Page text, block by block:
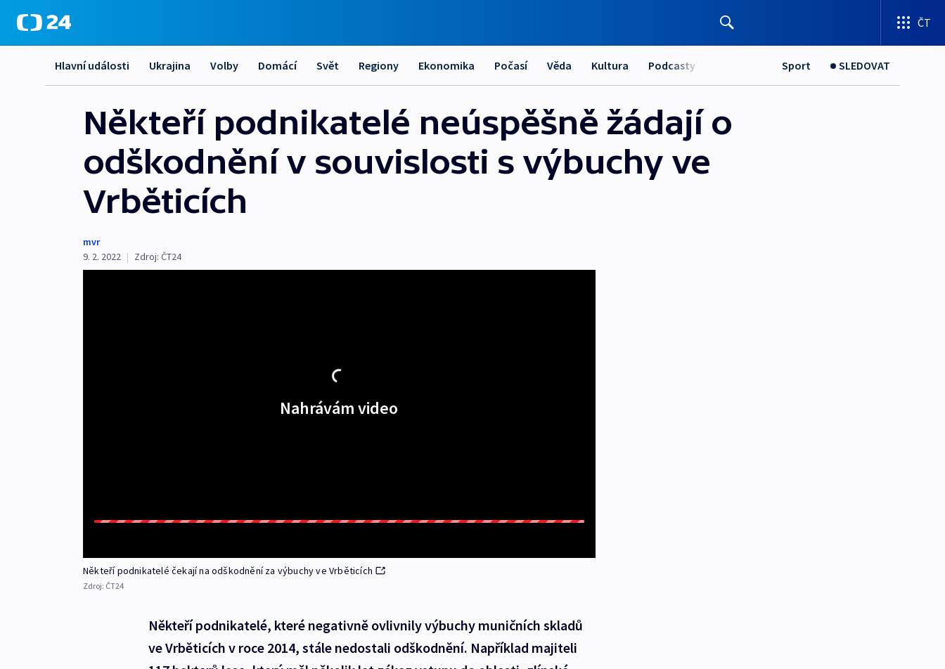
ČT
Hlavní události Ukrajina Volby Domácí Svět Regiony Ekonomika Počasí Věda Kultura Podcasty Sport SLEDOVAT
Někteří podnikatelé neúspěšně žádají o
odškodnění v souvislosti s výbuchy ve
Vrběticích
mvr
9. 2. 2022 | Zdroj: ČT24
Nahrávám video
Někteří podnikatelé čekají na odškodnění za výbuchy ve Vrběticích
Zdroj: ČT24
Někteří podnikatelé, které negativně ovlivnily výbuchy muničních skladů
ve Vrběticích v roce 2014, stále nedostali odškodnění. Například majiteli